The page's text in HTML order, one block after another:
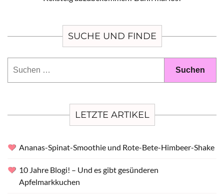
SUCHE UND FINDE
LETZTE ARTIKEL
Ananas-Spinat-Smoothie und Rote-Bete-Himbeer-Shake
10 Jahre Blogi! – Und es gibt gesünderen
Apfelmarkkuchen